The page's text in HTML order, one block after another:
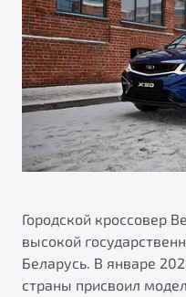
Яркий кроссовер
от 2 219 990 ₽*
Обзор В наличии
Автокредит
Трейд-ин
Страхование
Расчет КАСКО
Калькулятор ТО
Антибактериальная
Приятные мелочи Belgee
ПОДДЕРЖКА
Гарантия Belgee
Belgee Клуб
Belgee Плюс
Реферальная программа
О дилерском центре
Правовая информация
Городской кроссовер
высокой
Беларусь. В январе
страны присвоил